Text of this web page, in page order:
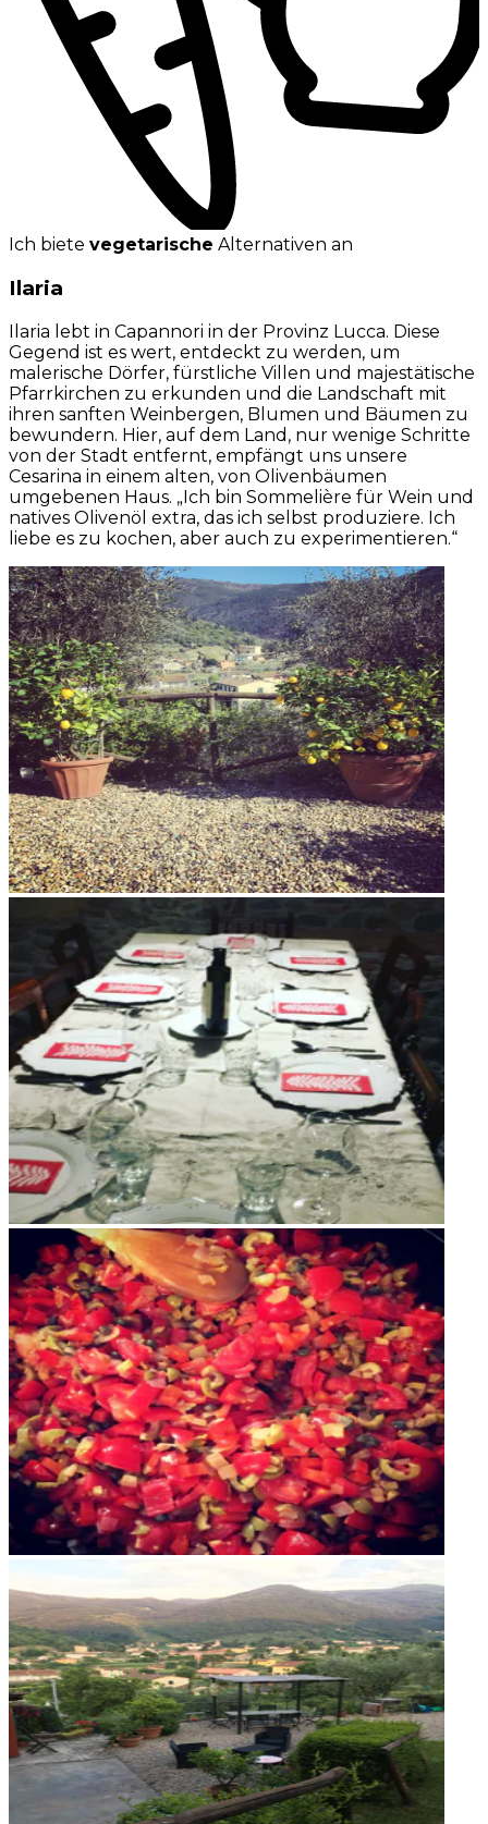
Ich biete vegetarische Alternativen an
Ilaria
Ilaria lebt in Capannori in der Provinz Lucca. Diese
Gegend ist es wert, entdeckt zu werden, um
malerische Dörfer, fürstliche Villen und majestätische
Pfarrkirchen zu erkunden und die Landschaft mit
ihren sanften Weinbergen, Blumen und Bäumen zu
bewundern. Hier, auf dem Land, nur wenige Schritte
von der Stadt entfernt, empfängt uns unsere
Cesarina in einem alten, von Olivenbäumen
umgebenen Haus. „Ich bin Sommelière für Wein und
natives Olivenöl extra, das ich selbst produziere. Ich
liebe es zu kochen, aber auch zu experimentieren.“